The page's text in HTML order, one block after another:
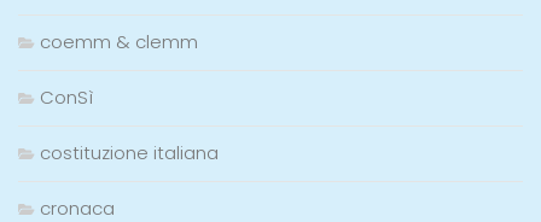
coemm & clemm
ConSì
costituzione italiana
cronaca